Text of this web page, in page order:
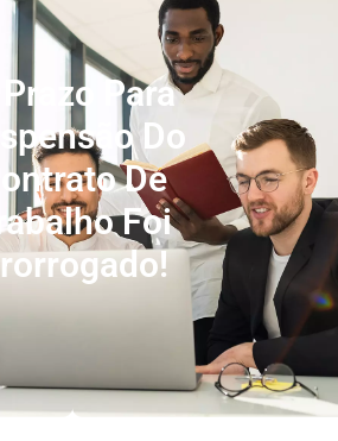
Para
Do
De
Foi